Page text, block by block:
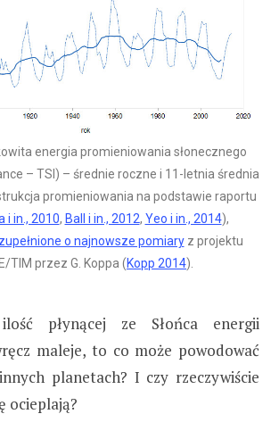
energia promieniowania słonecznego
– TSI) – średnie roczne i 11-letnia średnia
promieniowania na podstawie raportu
i in., 2010, Ball i in., 2012, Yeo i in., 2014),
o najnowsze pomiaryz projektu
TIM przez G. Koppa (Kopp 2014).
płynącej ze Słońca energii
maleje, to co może powodować
planetach? I czy rzeczywiście
ocieplają?